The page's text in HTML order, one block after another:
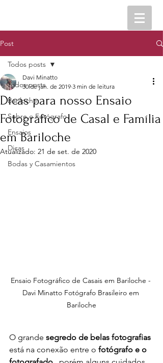
Post
Todos posts
Bariloche
Sobre o Fotógrafo
Ensaios
Dicas
Bodas y Casamientos
Todos posts
Dicas para nosso Ensaio
Fotográfico de Casal e Família
em Bariloche
Davi Minatto
30 de jan. de 2019 3 min de leitura
Atualizado: 21 de set. de 2020
Ensaio Fotográfico de Casais em Bariloche -
Davi Minatto Fotógrafo Brasileiro em
Bariloche
O grande segredo de belas fotografias
está na conexão entre o fotógrafo e o